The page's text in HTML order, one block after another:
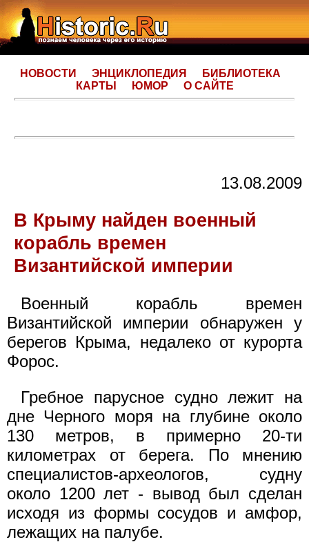
НОВОСТИ ЭНЦИКЛОПЕДИЯ
БИБЛИОТЕКА
КАРТЫ
ЮМОР О САЙТЕ
13.08.2009
В Крыму найден военный
корабль времен
Византийской империи
Военный корабль времен
Византийской империи обнаружен у
берегов Крыма, недалеко от курорта
Форос.
Гребное парусное судно лежит на
дне Черного моря на глубине около
130 метров, в примерно 20-ти
километрах от берега. По мнению
специалистов-археологов, судну
около 1200 лет - вывод был сделан
исходя из формы сосудов и амфор,
лежащих на палубе.